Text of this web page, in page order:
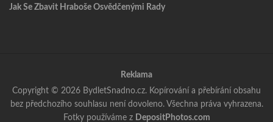
Jak Se Zbavit Hraboše Osvědčenými Rady
Reklama
Copyright © 2026 BydletSnadno.cz. Kopírování a přebírání obsahu
bez předchozího souhlasu není dovoleno. Všechna práva vyhrazena.
Fotky používáme z DepositPhotos.com